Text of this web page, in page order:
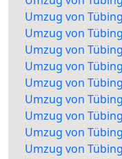
Umzug von
Umzug von
Umzug von
Umzug von
Umzug von
Umzug von
Umzug von
Umzug von
Umzug von